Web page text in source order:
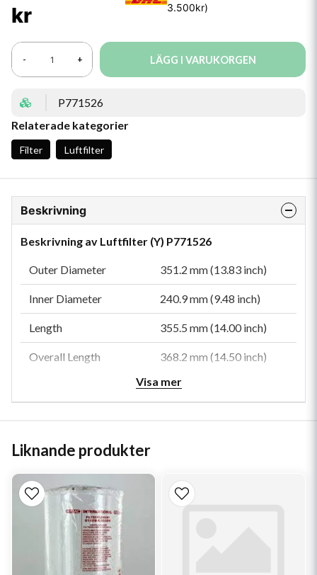
kr
- + LÄGG I VARUKORGEN
P771526
Relaterade kategorier
Filter Luftfilter
Beskrivning
Beskrivning av Luftfilter (Y) P771526
Outer Diameter 351.2 mm (13.83 inch)
Inner Diameter 240.9 mm (9.48 inch)
Length 355.5 mm (14.00 inch)
Overall Length 368.2 mm (14.50 inch)
13.5 mm (0.53 inch)
Efficiency Test Std
Type
Style Round
Media Type
Referensfilter:
Visa mer
Liknande produkter